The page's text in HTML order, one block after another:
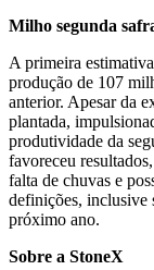
Milho segunda
A primeira
produção de 107
anterior. Apesar da
plantada,
produtividade da
favoreceu
falta de chuvas e
definições, inclusive
próximo ano.
Sobre a StoneX